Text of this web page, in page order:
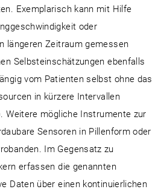
Exemplarisch kann mit Hilfe
oder
längeren Zeitraum gemessen
Selbsteinschätzungen ebenfalls
vom Patienten selbst ohne das
in kürzere Intervallen
Weitere mögliche Instrumente zur
Sensoren in Pillenform oder
Im Gegensatz zu
erfassen die genannten
Daten über einen kontinuierlichen